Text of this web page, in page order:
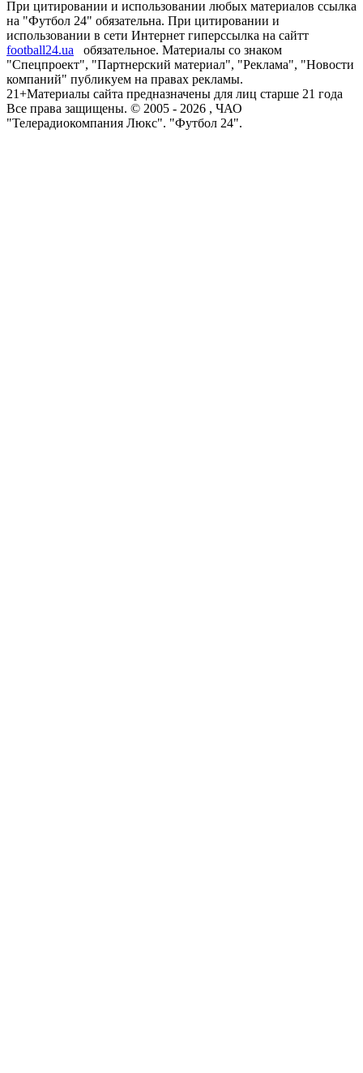
При цитировании и использовании любых материалов ссылка
на "Футбол 24" обязательна. При цитировании и
использовании в сети Интернет гиперссылка на сайтт
football24.ua
обязательное. Материалы со знаком
"Спецпроект", "Партнерский материал", "Реклама", "Новости
компаний" публикуем на правах рекламы.
21+Материалы сайта предназначены для лиц старше 21 года
Все права защищены. © 2005 - 2026 , ЧАО
"Телерадиокомпания Люкс". "Футбол 24".